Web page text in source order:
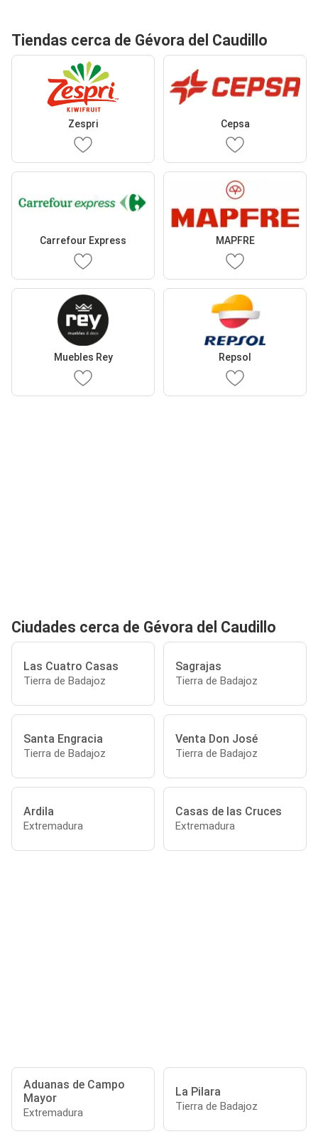
Tiendas cerca de Gévora del Caudillo
Zespri Cepsa
Carrefour Express MAPFRE
Muebles Rey Repsol
Ciudades cerca de Gévora del Caudillo
Las Cuatro Casas
Tierra de Badajoz
Sagrajas
Tierra de Badajoz
Santa Engracia
Tierra de Badajoz
Venta Don José
Tierra de Badajoz
Ardila
Extremadura
Casas de las Cruces
Extremadura
Aduanas de Campo
Mayor
Extremadura
La Pilara
Tierra de Badajoz